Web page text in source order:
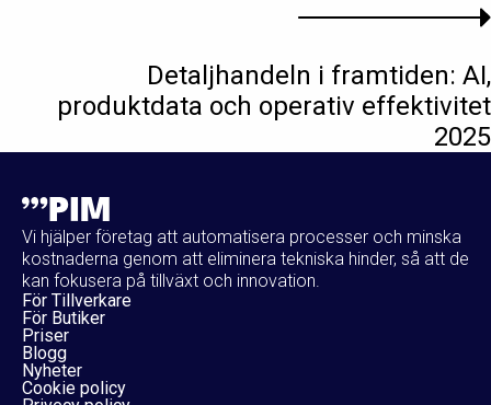
Detaljhandeln i framtiden: AI,
produktdata och operativ effektivitet
2025
Vi hjälper företag att automatisera processer och minska
kostnaderna genom att eliminera tekniska hinder, så att de
kan fokusera på tillväxt och innovation.
För Tillverkare
För Butiker
Priser
Blogg
Nyheter
Cookie policy